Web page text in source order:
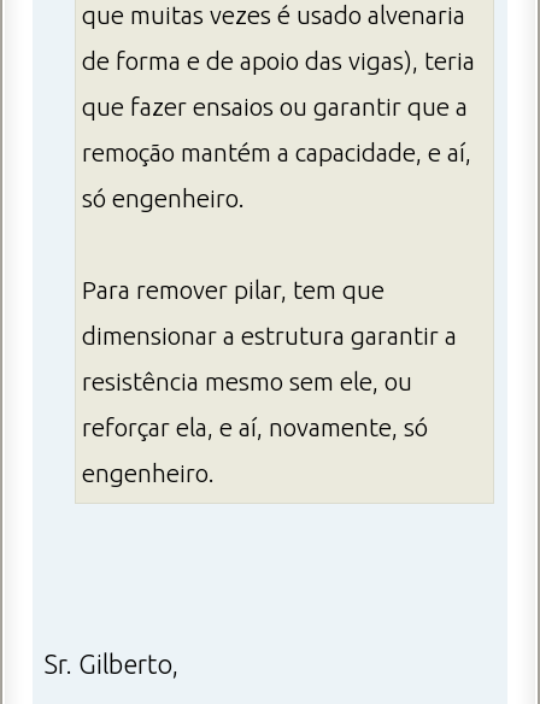
que muitas vezes é usado alvenaria
de forma e de apoio das vigas), teria
que fazer ensaios ou garantir que a
remoção mantém a capacidade, e aí,
só engenheiro.
Para remover pilar, tem que
dimensionar a estrutura garantir a
resistência mesmo sem ele, ou
reforçar ela, e aí, novamente, só
engenheiro.
Sr. Gilberto,